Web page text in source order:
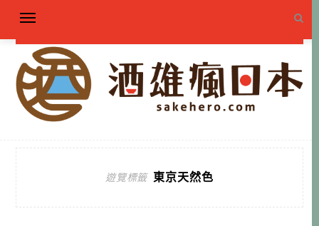
遊覽標籤 東京天然色